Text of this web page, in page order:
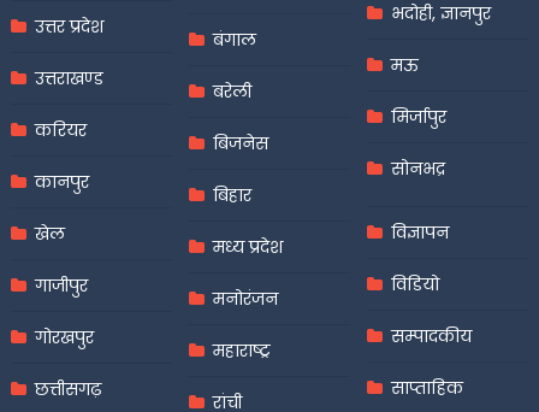
उत्तर प्रदेश
उत्तराखण्ड
करियर
कानपुर
खेल
गाजीपुर
गोरखपुर
छत्तीसगढ़
बंगाल
बरेली
बिजनेस
बिहार
मध्य प्रदेश
मनोरंजन
महाराष्ट्र
रांची
भदोही, ज्ञानपुर
मऊ
मिर्जापुर
सोनभद्र
विज्ञापन
विडियो
सम्पादकीय
साप्ताहिक